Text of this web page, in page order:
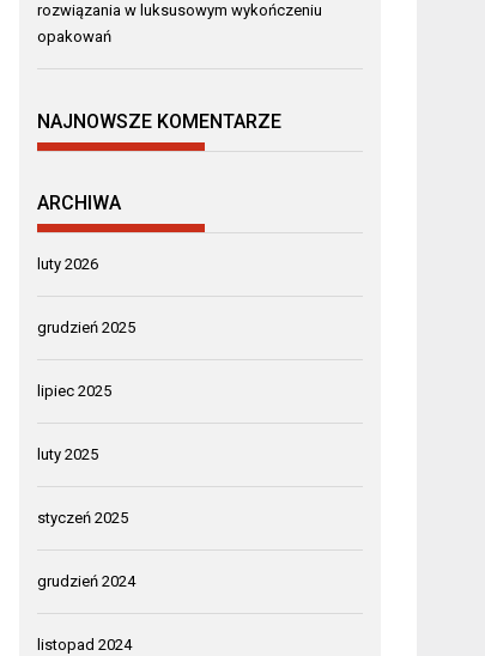
rozwiązania w luksusowym wykończeniu
opakowań
NAJNOWSZE KOMENTARZE
ARCHIWA
luty 2026
grudzień 2025
lipiec 2025
luty 2025
styczeń 2025
grudzień 2024
listopad 2024